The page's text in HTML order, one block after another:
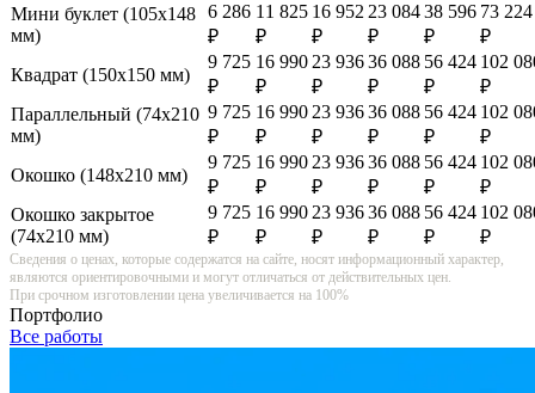
Мини буклет (105х148
мм)
6 286
₽
11 825
₽
16 952
₽
23 084
₽
38 596
₽
73 224
₽
Квадрат (150х150 мм)
9 725
₽
16 990
₽
23 936
₽
36 088
₽
56 424
₽
102
₽
Параллельный (74х210
мм)
9 725
₽
16 990
₽
23 936
₽
36 088
₽
56 424
₽
102
₽
Окошко (148х210 мм)
9 725
₽
16 990
₽
23 936
₽
36 088
₽
56 424
₽
102
₽
Окошко закрытое
(74х210 мм)
9 725
₽
16 990
₽
23 936
₽
36 088
₽
56 424
₽
102
₽
Сведения о ценах, которые содержатся на сайте, носят информационный характер,
являются ориентировочными и могут отличаться от действительных цен.
При срочном изготовлении цена увеличивается на 100%
Портфолио
Все работы